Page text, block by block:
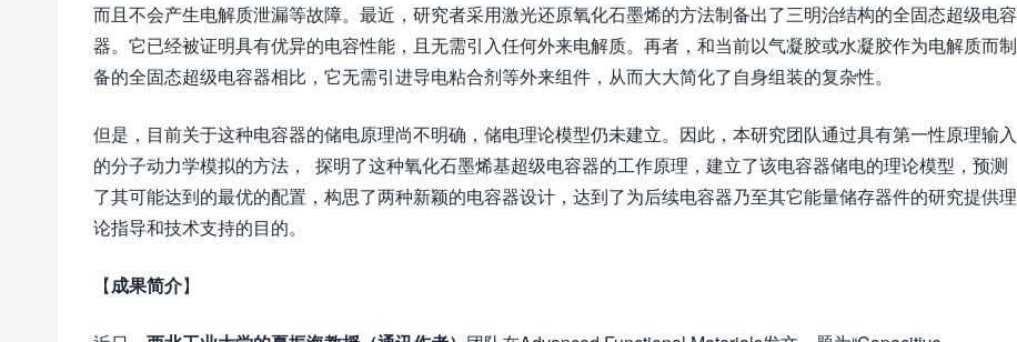
而且不会产生电解质泄漏等故障。最近，研究者采用激光还原氧化石墨烯的方法制备出了三明治结构的全固态超级电容
器。它已经被证明具有优异的电容性能，且无需引入任何外来电解质。再者，和当前以气凝胶或水凝胶作为电解质而制
备的全固态超级电容器相比，它无需引进导电粘合剂等外来组件，从而大大简化了自身组装的复杂性。
但是，目前关于这种电容器的储电原理尚不明确，储电理论模型仍未建立。因此，本研究团队通过具有第一性原理输入
的分子动力学模拟的方法， 探明了这种氧化石墨烯基超级电容器的工作原理，建立了该电容器储电的理论模型，预测
了其可能达到的最优的配置，构思了两种新颖的电容器设计，达到了为后续电容器乃至其它能量储存器件的研究提供理
论指导和技术支持的目的。
【成果简介】